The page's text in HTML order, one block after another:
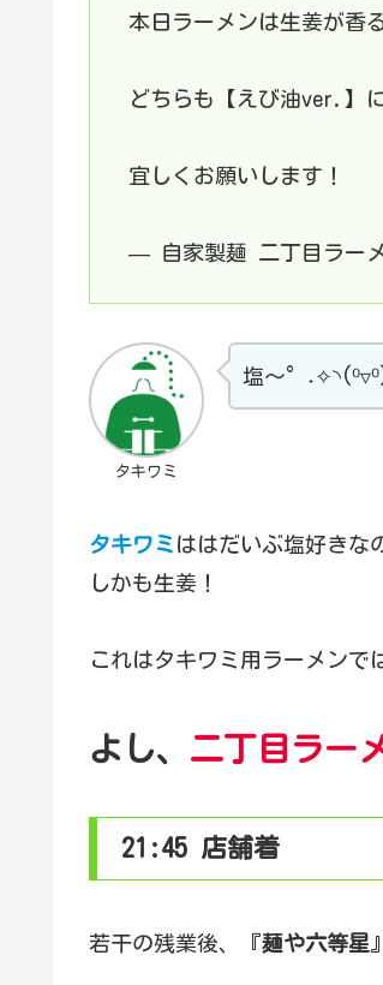
本日ラーメンは生姜が香
どちらも【えび油ver.】
宜しくお願いします！
— 自家製麺 二丁目ラーメ
タキワミ
塩～
タキワミ ははだいぶ塩好きな
しかも生姜！
これはタキワミ用ラーメン
よし、 二丁目ラー
21:45 店舗着
若干の残業後、『麺や六等星